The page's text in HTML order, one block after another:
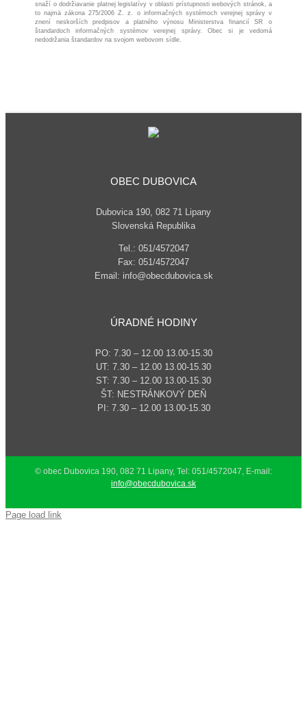
snaží o dodržiavanie platnej legislatívy v oblasti prístupnosti webových stránok, a
to najmä zákona 275/2006 Z. z. o informačných systémoch verejnej správy v
znení neskorších predpisov a platného výnosu Ministerstva financií SR o
štandardoch informačných systémov verejnej správy. Obec si je vedomá
nedodržania štandardov na svojom webovom sídle.
OBEC DUBOVICA
Dubovica 190, 082 71 Lipany
Slovenská Republika
Tel.: 051/4572047
Fax: 051/4572047
Email: info@obecdubovica.sk
ÚRADNÉ HODINY
PO: 7.30 – 12.00 13.00-15.30
UT: 7.30 – 12.00 13.00-15.30
ST: 7.30 – 12.00 13.00-15.30
ŠT: NESTRÁNKOVÝ DEŇ
PI: 7.30 – 12.00 13.00-15.30
© obec Dubovica 190, 082 71 Lipany, Tel: 051/4572047, E-mail:
info@obecdubovica.sk
Page load link